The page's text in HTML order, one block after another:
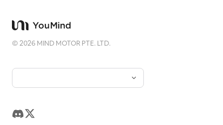
©2026 MIND MOTOR PTE. LTD.